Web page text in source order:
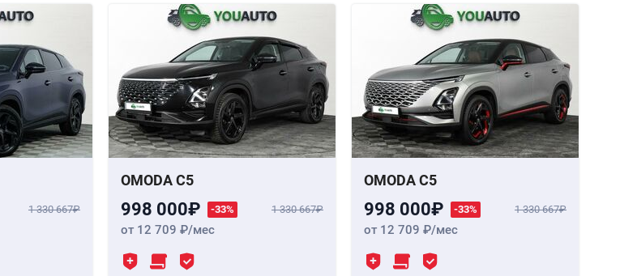
1 330 667
OMODA C5
998 000 -33% 1 330 667
от 12 709 /мес
OMODA C5
998 000 -33% 1 330 667
от 12 709 /мес